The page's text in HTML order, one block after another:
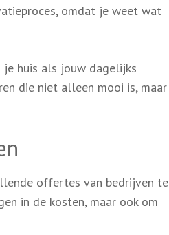
omdat je weet wat
je huis als jouw dagelijks
die niet alleen mooi is, maar
offertes van bedrijven te
in de kosten, maar ook om